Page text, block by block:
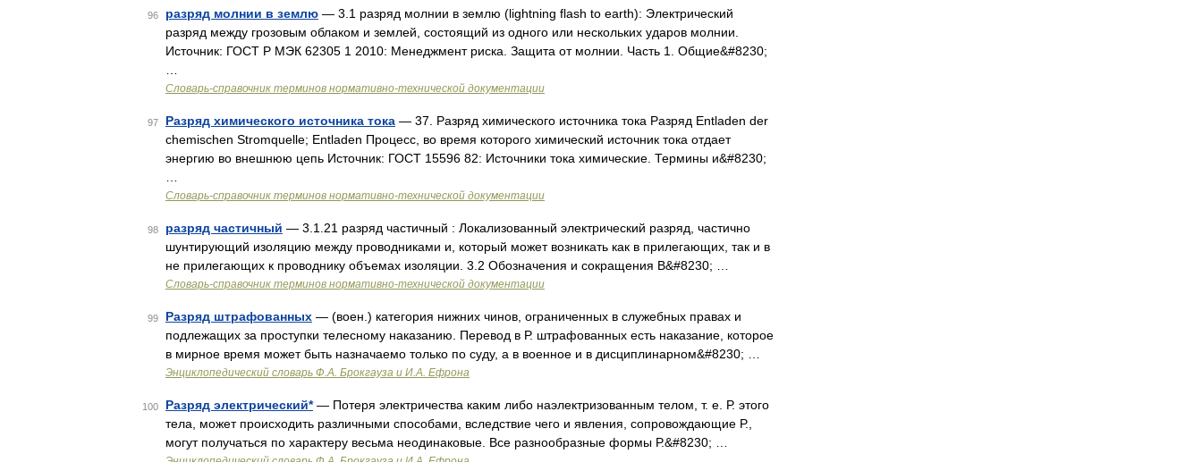
96 разряд молнии в землю — 3.1 разряд молнии в землю (lightning flash to earth): Электрический
разряд между грозовым облаком и землей, состоящий из одного или нескольких ударов молнии.
Источник: ГОСТ Р МЭК 62305 1 2010: Менеджмент риска. Защита от молнии. Часть 1. Общие&#8230;
Словарь-справочник терминов нормативно-технической документации
97 Разряд химического источника тока — 37. Разряд химического источника тока Разряд Entladen der
chemischen Stromquelle; Entladen Процесс, во время которого химический источник тока отдает
энергию во внешнюю цепь Источник: ГОСТ 15596 82: Источники тока химические. Термины и&#8230;
Словарь-справочник терминов нормативно-технической документации
98 разряд частичный — 3.1.21 разряд частичный : Локализованный электрический разряд, частично
шунтирующий изоляцию между проводниками и, который может возникать как в прилегающих, так и в
не прилегающих к проводнику объемах изоляции. 3.2 Обозначения и сокращения В&#8230; …
Словарь-справочник терминов нормативно-технической документации
99 Разряд штрафованных — (воен.) категория нижних чинов, ограниченных в служебных правах и
подлежащих за проступки телесному наказанию. Перевод в Р. штрафованных есть наказание, которое
в мирное время может быть назначаемо только по суду, а в военное и в дисциплинарном&#8230; …
Энциклопедический словарь Ф.А. Брокгауза и И.А. Ефрона
100 Разряд электрический*— Потеря электричества каким либо наэлектризованным телом, т. е. Р. этого
тела, может происходить различными способами, вследствие чего и явления, сопровождающие Р.,
могут получаться по характеру весьма неодинаковые. Все разнообразные формы Р.&#8230; …